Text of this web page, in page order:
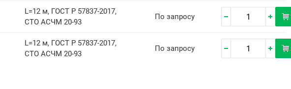
L=12 м, ГОСТ Р 57837-2017,
СТО АСЧМ 20-93
По запросу
L=12 м, ГОСТ Р 57837-2017,
СТО АСЧМ 20-93
По запросу